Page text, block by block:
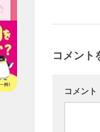
コメント
コメント